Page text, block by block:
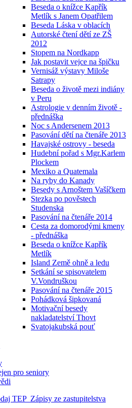
Beseda o knížce Kapřík
Metlík s Janem Opatřilem
Beseda Láska v oblacích
Autorské čtení dětí ze ZŠ
2012
Stopem na Nordkapp
Jak postavit vejce na špičku
Vernisáž výstavy Miloše
Satrapy
Beseda o životě mezi indiány
v Peru
Astrologie v denním životě -
přednáška
Noc s Andersenem 2013
Pasování dětí na čtenáře 2013
Havajské ostrovy - beseda
Hudební pořad s Mgr.Karlem
Plockem
Mexiko a Quatemala
Na ryby do Kanady
Besedy s Arnoštem Vašíčkem
Stezka po pověstech
Studenska
Pasování na čtenáře 2014
Cesta za domorodými kmeny
- přednáška
Beseda o knížce Kapřík
Metlík
Island Země ohně a ledu
Setkání se spisovatelem
V.Vondruškou
Pasování na čtenáře 2015
Pohádková šipkovaná
Motivační besedy
nakladatelství Thovt
Svatojakubská pouť
pro seniory
TEP Zápisy ze zastupitelstva